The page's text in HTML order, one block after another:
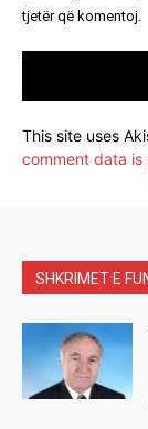
tjetër që komentoj.
This site uses
comment data is
SHKRIMET E